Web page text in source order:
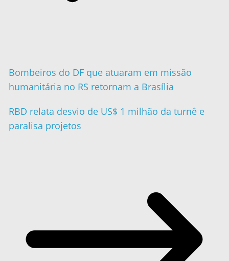
Bombeiros do DF que atuaram em missão
humanitária no RS retornam a Brasília
RBD relata desvio de US$ 1 milhão da turnê e
paralisa projetos